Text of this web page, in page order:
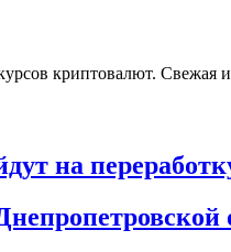
криптовалют.
на